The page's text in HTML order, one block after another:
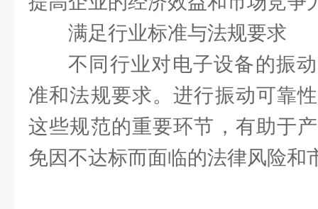
满足行业标准与法规要求
不同行业对电子设备的振
准和法规要求。进行振动可靠
这些规范的重要环节，有助于
免因不达标而面临的法律风险和